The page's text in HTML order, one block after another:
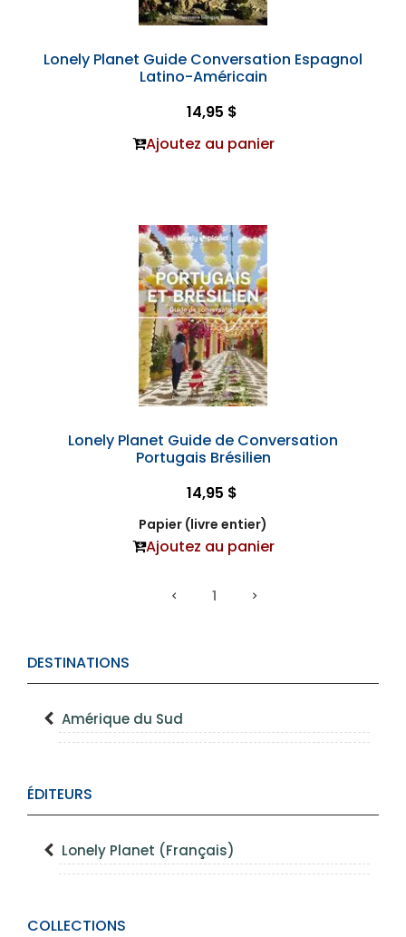
DESTINATIONS
Amérique du Sud
ÉDITEURS
Lonely Planet (Français)
COLLECTIONS
Lonely Planet Guide Conversation Espagnol
Latino-Américain
14,95 $
Ajoutez au panier
Lonely Planet Guide de Conversation
Portugais Brésilien
14,95 $
Papier (livre entier)
Ajoutez au panier
1